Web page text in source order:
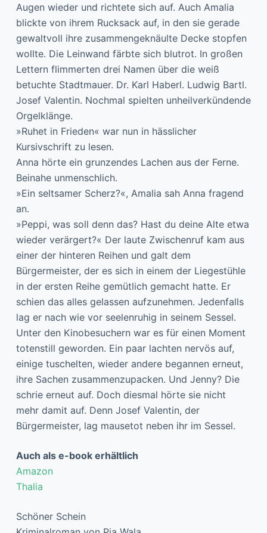
Augen wieder und richtete sich auf. Auch Amalia
blickte von ihrem Rucksack auf, in den sie gerade
gewaltvoll ihre zusammengeknäulte Decke stopfen
wollte. Die Leinwand färbte sich blutrot. In großen
Lettern flimmerten drei Namen über die weiß
betuchte Stadtmauer. Dr. Karl Haberl. Ludwig Bartl.
Josef Valentin. Nochmal spielten unheilverkündende
Orgelklänge.
»Ruhet in Frieden« war nun in hässlicher
Kursivschrift zu lesen.
Anna hörte ein grunzendes Lachen aus der Ferne.
Beinahe unmenschlich.
»Ein seltsamer Scherz?«, Amalia sah Anna fragend
an.
»Peppi, was soll denn das? Hast du deine Alte etwa
wieder verärgert?« Der laute Zwischenruf kam aus
einer der hinteren Reihen und galt dem
Bürgermeister, der es sich in einem der Liegestühle
in der ersten Reihe gemütlich gemacht hatte. Er
schien das alles gelassen aufzunehmen. Jedenfalls
lag er nach wie vor seelenruhig in seinem Sessel.
Unter den Kinobesuchern war es für einen Moment
totenstill geworden. Ein paar lachten nervös auf,
einige tuschelten, wieder andere begannen erneut,
ihre Sachen zusammenzupacken. Und Jenny? Die
schrie erneut auf. Doch diesmal hörte sie nicht
mehr damit auf. Denn Josef Valentin, der
Bürgermeister, lag mausetot neben ihr im Sessel.
Auch als e-book erhältlich
Amazon
Thalia
Schöner Schein